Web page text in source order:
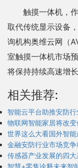
触摸一体机，
取代传统显示设备
询机构奥维云网（
室触摸一体机市场
将保持持续高速增
相关推荐:
智能云平台助推安防
物联网智能家居将改
世界这么大看国外智
金融安防行业市场竞
传感器产业发展的四
智慧+零售诠释未来智